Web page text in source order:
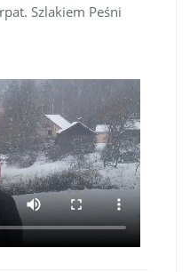
Szlakiem Peśni